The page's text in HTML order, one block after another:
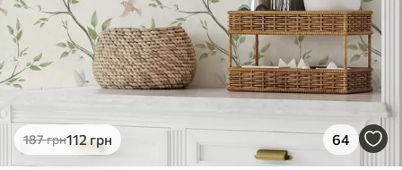
187грн112грн 64